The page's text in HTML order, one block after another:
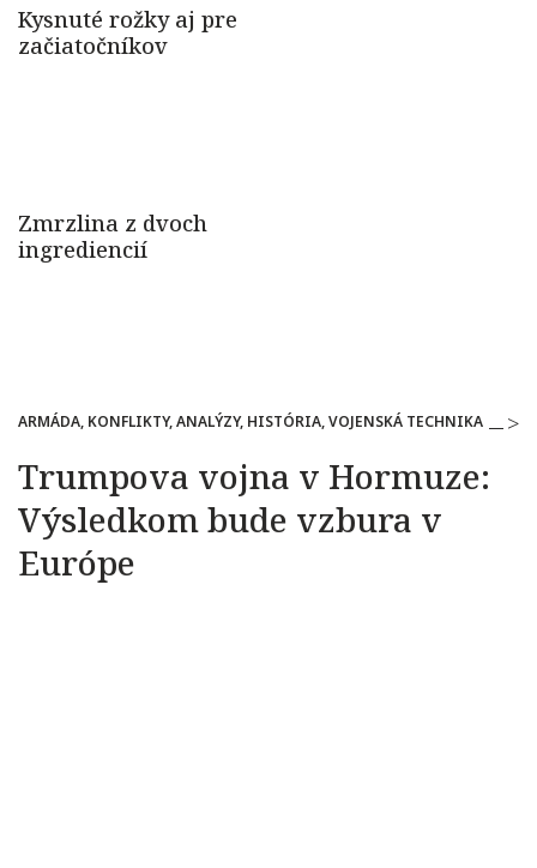
ARMÁDA, KONFLIKTY, ANALÝZY, HISTÓRIA, VOJENSKÁ TECHNIKA